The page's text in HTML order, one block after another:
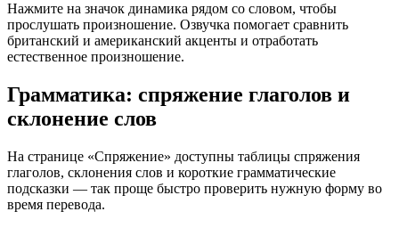
Нажмите на значок динамика рядом со словом, чтобы
прослушать произношение. Озвучка помогает сравнить
британский и американский акценты и отработать
естественное произношение.
Грамматика: спряжение глаголов и
склонение слов
На странице «Спряжение» доступны таблицы спряжения
глаголов, склонения слов и короткие грамматические
подсказки — так проще быстро проверить нужную форму во
время перевода.